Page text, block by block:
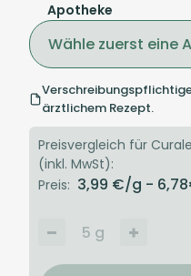
Apotheke
Wähle zuerst eine
ärztlichem Rezept.
Preisvergleich für
(inkl. MwSt):
Preis: 3,99 €/g - 6,78
5 g